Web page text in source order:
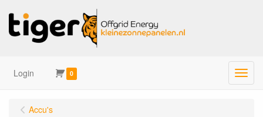
Login 0 Menu
Accu's